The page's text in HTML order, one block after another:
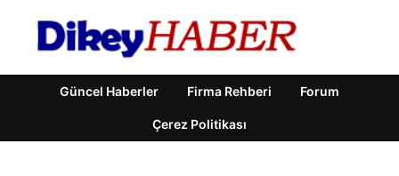
Güncel Haberler Firma Rehberi Forum
Çerez Politikası